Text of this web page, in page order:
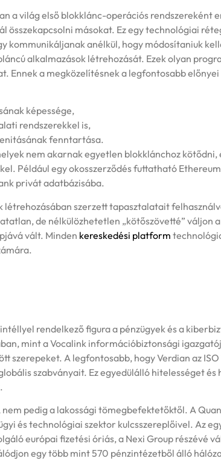
a világ első blokklánc-operációs rendszereként
másokat. Ez egy technológiai
kommunikáljanak anélkül, hogy módosítaniuk
alkalmazások létrehozását. Ezek olyan
Ennek a megközelítésnek a legfontosabb
képessége,
rendszerekkel is,
fenntartása.
nem akarnak egyetlen blokklánchoz kötődni,
Például egy okosszerződés futtatható
privát adatbázisába.
szerzett tapasztalatait
de nélkülözhetetlen „kötőszövetté” váljon
vált. Minden kereskedési platform
rendelkező figura a pénzügyek és a
mint a Vocalink információbiztonsági
szerepeket. A legfontosabb, hogy Verdian az
szabványait. Ez egyedülálló hitelességet és
pedig a lakossági tömegbefektetőktől. A
és technológiai szektor kulcsszereplőivel. Az
európai fizetési óriás, a Nexi Group részévé
egy több mint 570 pénzintézetből álló